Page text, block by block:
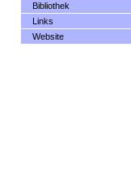
Bibliothek
Links
Website